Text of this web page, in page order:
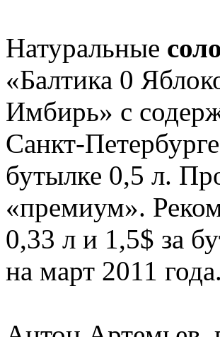
Натуральные
«Балтика 0
Имбирь» с
Санкт-
бутылке 0,5 л.
«премиум».
0,33 л и 1,5$ за
на март 2011 года.